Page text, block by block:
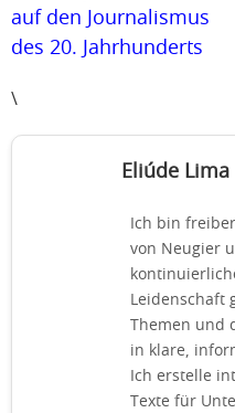
auf den Journalismus
des 20. Jahrhunderts
\
Eliúde Lima
Ich bin
von Neugier
Themen und
in klare,
Ich erstelle
Texte für